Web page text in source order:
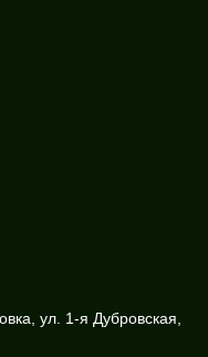
ул. 1-я Дубровская,